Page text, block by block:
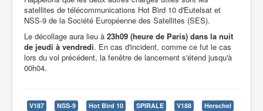
satellites de télécommunications Hot Bird 10 d'Eutelsat et
NSS-9 de la Société Européenne des Satellites (SES).
Le décollage aura lieu à 23h09 (heure de Paris) dans la nuit
de jeudi à vendredi. En cas d'incident, comme ce fut le cas
lors du vol précédent, la fenêtre de lancement s'étend jusqu'à
00h04.
V187 NSS-9 Hot Bird 10 SPIRALE V188
Herschel